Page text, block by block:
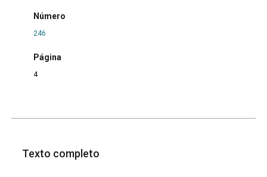
Número
246
Página
4
Texto completo